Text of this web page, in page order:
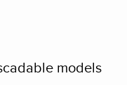
models